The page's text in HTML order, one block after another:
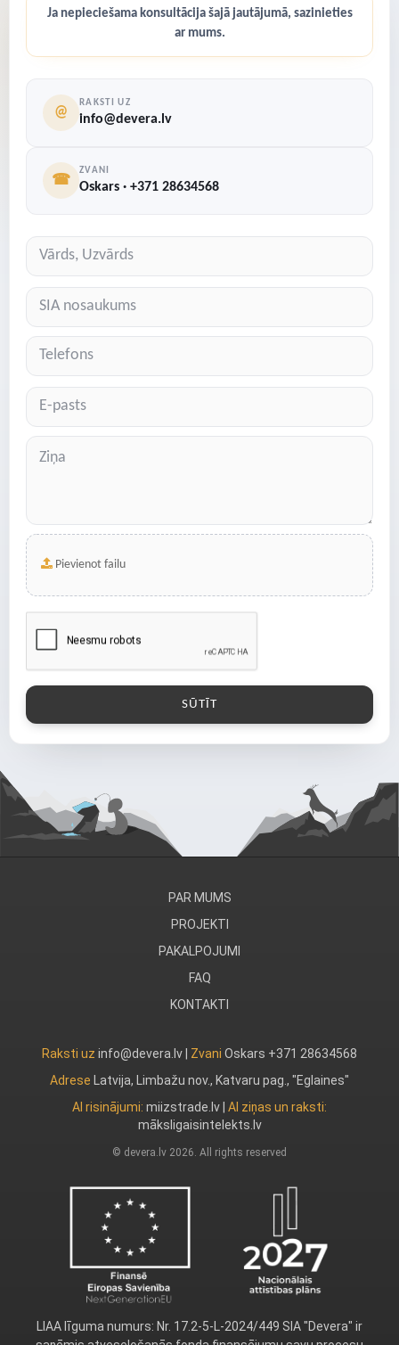
Ja nepieciešama konsultācija šajā jautājumā, sazinieties
ar mums.
@
RAKSTI UZ
info@devera.lv
☎
ZVANI
Oskars · +371 28634568
Pievienot failu
PAR MUMS
PROJEKTI
PAKALPOJUMI
FAQ
KONTAKTI
Raksti uz info@devera.lv | Zvani Oskars +371 28634568
Adrese
Latvija, Limbažu nov., Katvaru pag., "Eglaines"
AI risinājumi: miizstrade.lv AI ziņas un raksti:
māksligaisintelekts.lv
© devera.lv 2026. All rights reserved
LIAA līguma numurs: Nr. 17.2-5-L-2024/449 SIA "Devera" ir